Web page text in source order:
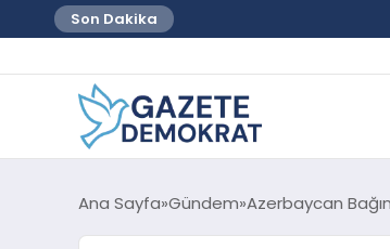
Son Dakika
Ana Sayfa Gündem Azerbaycan